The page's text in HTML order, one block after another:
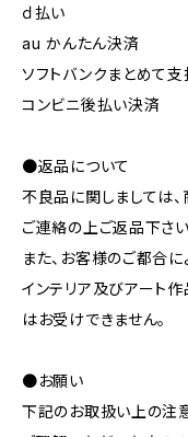
ｄ払い
au かんたん決済
ソフトバンクまとめて
コンビニ後払い決済
●返品について
不良品に関しましては
ご連絡の上ご返品下さい
また、お客様のご都合
インテリア及びアート
はお受けできません。
●お願い
下記のお取扱い上の注